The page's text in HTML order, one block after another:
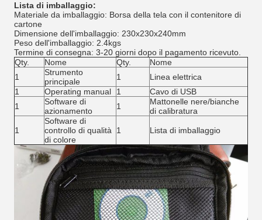
Lista di imballaggio:
Materiale da imballaggio: Borsa della tela con il contenitore di
cartone
Dimensione dell'imballaggio: 230x230x240mm
Peso dell'imballaggio: 2.4kgs
Termine di consegna: 3-20 giorni dopo il pagamento ricevuto.
Qty.
Nome Qty.
Nome
1
Strumento
principale
1
Linea elettrica
1
Operating manual 1
Cavo di USB
1
Software di
azionamento
1
Mattonelle nere/bianche
di calibratura
1
Software di
controllo di qualità
di colore
1 Lista di imballaggio